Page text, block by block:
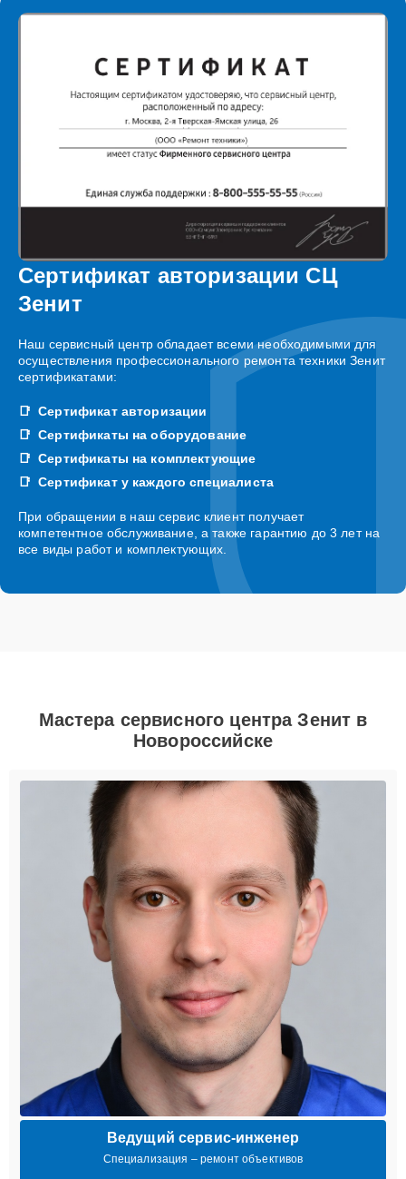
Сертификат авторизации СЦ
Зенит
Наш сервисный центр обладает всеми необходимыми для
осуществления профессионального ремонта техники Зенит
сертификатами:
Сертификат авторизации
Сертификаты на оборудование
Сертификаты на комплектующие
Сертификат у каждого специалиста
При обращении в наш сервис клиент получает
компетентное обслуживание, а также гарантию до 3 лет на
все виды работ и комплектующих.
Мастера сервисного центра Зенит в
Новороссийске
Ведущий сервис-инженер
Специализация – ремонт объективов